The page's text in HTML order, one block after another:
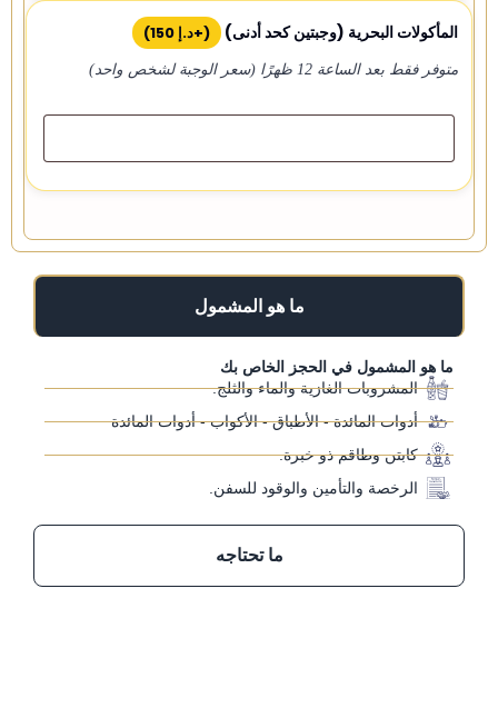
ما هو المشمول
ما تحتاجه
ما هو المشمول في الحجز الخاص بك
المشروبات الغازية والماء والثلج.
أدوات المائدة - الأطباق - الأكواب - أدوات المائدة
كابتن وطاقم ذو خبرة.
الرخصة والتأمين والوقود للسفن.
المأكولات البحرية (وجبتين كحد أدنى) (+د.إ )
متوفر فقط بعد الساعة 12 ظهرًا (سعر الوجبة لشخص واحد)